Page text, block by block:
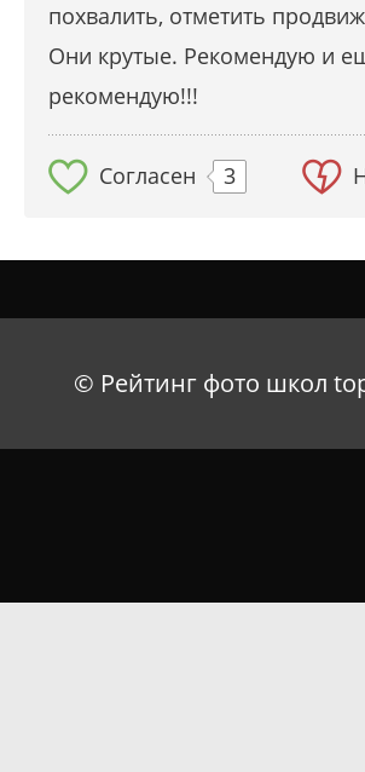
похвалить, отметить
Они крутые. Рекомендую и
рекомендую!!!
Согласен 3
© Рейтинг фото школ